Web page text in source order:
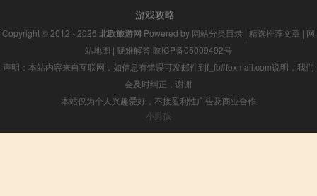
游戏攻略
Copyright © 2012 - 2026 北欧旅游网 Powered by 网站分类目录 | 精选推荐文章 | 网
站地图 | 疑难解答 陕ICP备05009492号
声明：本站内容来自互联网，如信息有错误可发邮件到f_fb#foxmail.com说明，我们
会及时纠正，谢谢
本站仅为个人兴趣爱好，不接盈利性广告及商业合作
小男孩